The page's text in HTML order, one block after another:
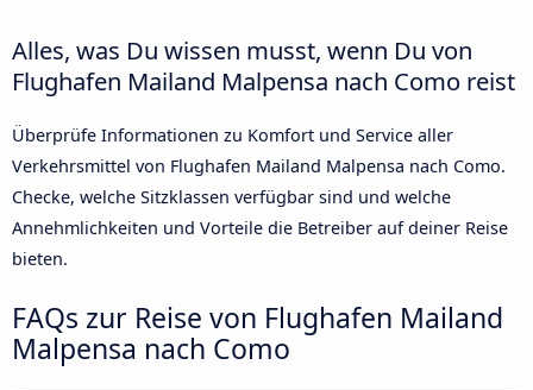
Alles, was Du wissen musst, wenn Du von
Flughafen Mailand Malpensa nach Como reist
Überprüfe Informationen zu Komfort und Service aller
Verkehrsmittel von Flughafen Mailand Malpensa nach Como.
Checke, welche Sitzklassen verfügbar sind und welche
Annehmlichkeiten und Vorteile die Betreiber auf deiner Reise
bieten.
FAQs zur Reise von Flughafen Mailand
Malpensa nach Como